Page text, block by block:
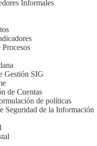
Informales
Gestión SIG
de Cuentas
de políticas
Seguridad de la Información